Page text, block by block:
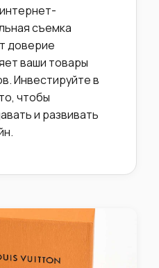
съемка
доверие
ваши товары
Инвестируйте в
чтобы
и развивать